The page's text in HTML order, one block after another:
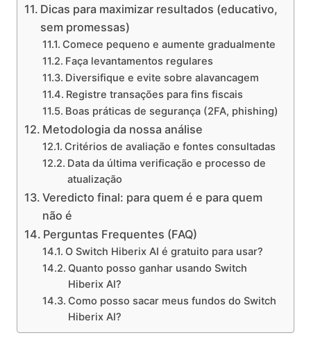
Dicas para maximizar resultados (educativo,
sem promessas)
Comece pequeno e aumente gradualmente
Faça levantamentos regulares
Diversifique e evite sobre alavancagem
Registre transações para fins fiscais
Boas práticas de segurança (2FA, phishing)
Metodologia da nossa análise
Critérios de avaliação e fontes consultadas
Data da última verificação e processo de
atualização
Veredicto final: para quem é e para quem
não é
Perguntas Frequentes (FAQ)
O Switch Hiberix AI é gratuito para usar?
Quanto posso ganhar usando Switch
Hiberix AI?
Como posso sacar meus fundos do Switch
Hiberix AI?